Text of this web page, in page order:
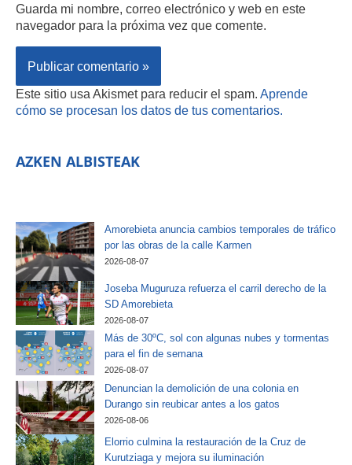
Guarda mi nombre, correo electrónico y web en este
navegador para la próxima vez que comente.
Este sitio usa Akismet para reducir el spam. Aprende
cómo se procesan los datos de tus comentarios.
AZKEN ALBISTEAK
Amorebieta anuncia cambios temporales de tráfico
por las obras de la calle Karmen
2026-08-07
Joseba Muguruza refuerza el carril derecho de la
SD Amorebieta
2026-08-07
Más de 30ºC, sol con algunas nubes y tormentas
para el fin de semana
2026-08-07
Denuncian la demolición de una colonia en
Durango sin reubicar antes a los gatos
2026-08-06
Elorrio culmina la restauración de la Cruz de
Kurutziaga y mejora su iluminación